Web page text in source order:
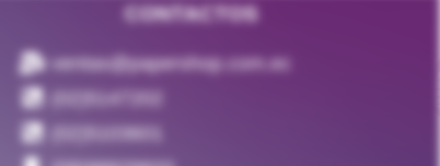
CONTACTOS
ventas@papershop.com.ec
(02)5147202
(02)5103601